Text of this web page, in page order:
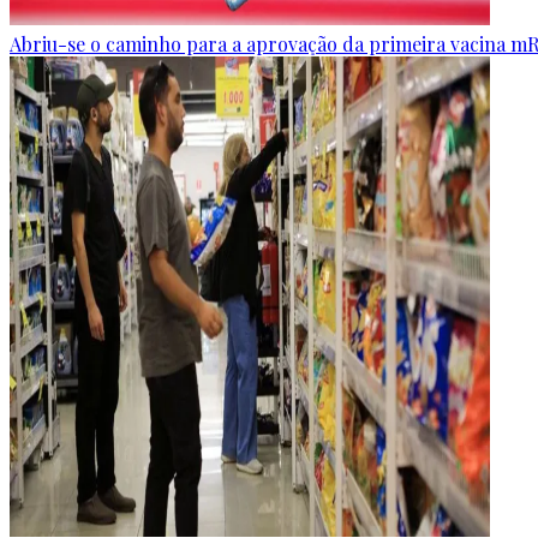
Abriu-se o caminho para a aprovação da primeira vacina